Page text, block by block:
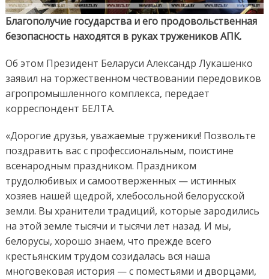
Благополучие государства и его продовольственная
безопасность находятся в руках тружеников АПК.
Об этом Президент Беларуси Александр Лукашенко
заявил на торжественном чествовании передовиков
агропромышленного комплекса, передает
корреспондент БЕЛТА.
«Дорогие друзья, уважаемые труженики! Позвольте
поздравить вас с профессиональным, поистине
всенародным праздником. Праздником
трудолюбивых и самоотверженных — истинных
хозяев нашей щедрой, хлебосольной белорусской
земли. Вы хранители традиций, которые зародились
на этой земле тысячи и тысячи лет назад. И мы,
белорусы, хорошо знаем, что прежде всего
крестьянским трудом созидалась вся наша
многовековая история — с поместьями и дворцами,